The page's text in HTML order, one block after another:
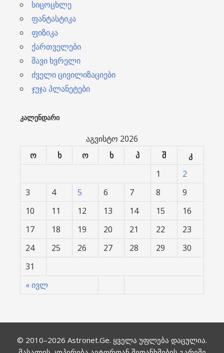
სიცოცხლე
ფანტასტიკა
ფიზიკა
ქართველები
შავი ხვრელი
ძველი ცივილიზაციები
ჯუჯა პლანეტები
ᲙᲐᲚᲔᲜᲓᲐᲠᲘ
აგვისტო 2026
ო
ხ ო ხ პ შ კ
« ივლ
1
2
3
4 5 6 7 8
9
10
11 12 13 14 15
16
17
18 19 20 21 22
23
24
25 26 27 28 29
30
31
© 2010–2026 Astronet.Ge. ყველა უფლება დაცულია.